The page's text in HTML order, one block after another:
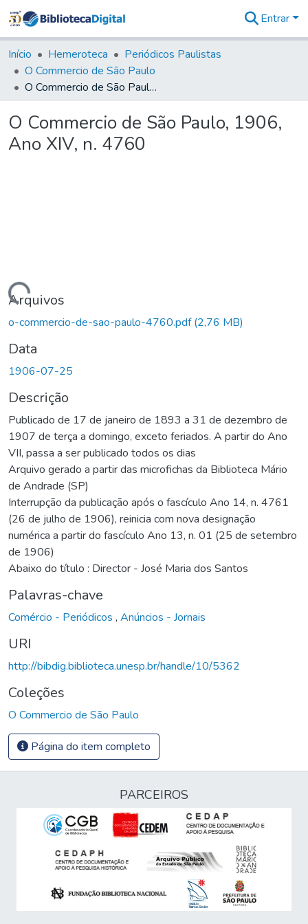
&
Coleções
Tudo na
Biblioteca
Estatísticas
Entrar
Início Hemeroteca
Periódicos Paulistas
O Commercio de São Paulo
O Commercio de São Paulo, 1906, Ano XIV, n. 4760
O Commercio de São Paulo, 1906,
Ano XIV, n. 4760
Carregando...
Arquivos
o-commercio-de-sao-paulo-4760.pdf(2,76 MB)
Data
1906-07-25
Descrição
Publicado de 17 de janeiro de 1893 a 31 de dezembro de
1907 de terça a domingo, exceto feriados. A partir do Ano
VII, passa a ser publicado todos os dias
Arquivo gerado a partir das microfichas da Biblioteca Mário
de Andrade (SP)
Interrupção da publicação após o fascículo Ano 14, n. 4761
(26 de julho de 1906), reinicia com nova designação
numérica a partir do fascículo Ano 13, n. 01 (25 de setembro
de 1906)
Abaixo do título : Director - José Maria dos Santos
Palavras-chave
Comércio - Periódicos , Anúncios - Jornais
URI
http://bibdig.biblioteca.unesp.br/handle/10/5362
Coleções
O Commercio de São Paulo
Página do item completo
PARCEIROS